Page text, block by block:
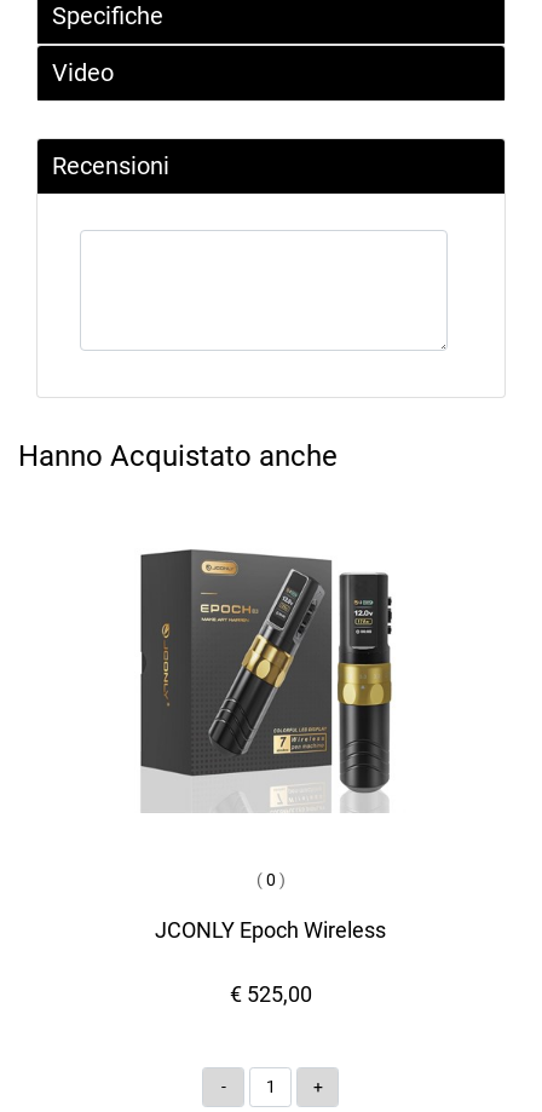
Specifiche
Video
Recensioni
Hanno Acquistato anche
(0 )
JCONLY Epoch Wireless
€ 525,00
Quantità